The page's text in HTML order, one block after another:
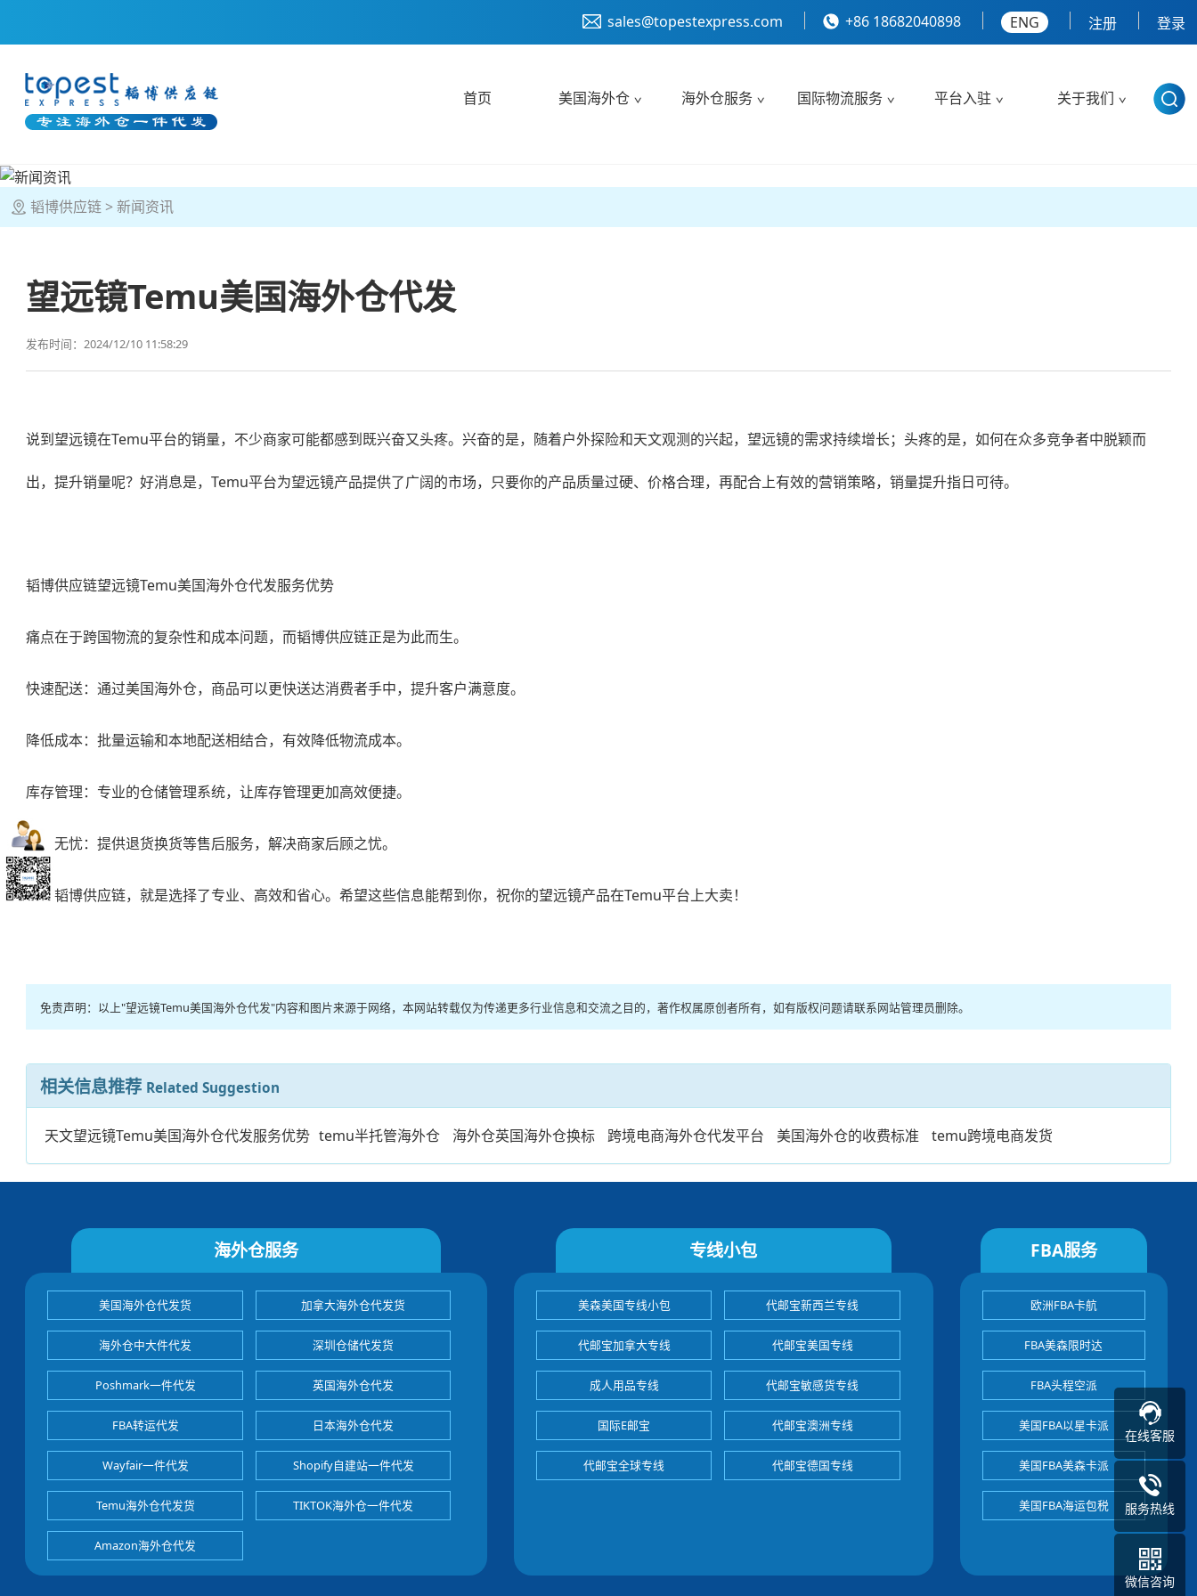
sales@topestexpress.com +86 18682040898 ENG 注册 登录
首页 美国海外仓 海外仓服务 国际物流服务 平台入驻 关于我们
韬博供应链 新闻资讯
望远镜Temu美国海外仓代发
发布时间：2024/12/10 11:58:29
说到望远镜在Temu平台的销量，不少商家可能都感到既兴奋又头疼。兴奋的是，随着户外探险和天文观测的兴起，望远镜的需求持续增长；头疼的是，如何在众多竞争者中脱颖而
出，提升销量呢？好消息是，Temu平台为望远镜产品提供了广阔的市场，只要你的产品质量过硬、价格合理，再配合上有效的营销策略，销量提升指日可待。
韬博供应链望远镜Temu美国海外仓代发服务优势
痛点在于跨国物流的复杂性和成本问题，而韬博供应链正是为此而生。
快速配送：通过美国海外仓，商品可以更快送达消费者手中，提升客户满意度。
降低成本：批量运输和本地配送相结合，有效降低物流成本。
库存管理：专业的仓储管理系统，让库存管理更加高效便捷。
售后无忧：提供退货换货等售后服务，解决商家后顾之忧。
选择韬博供应链，就是选择了专业、高效和省心。希望这些信息能帮到你，祝你的望远镜产品在Temu平台上大卖！
免责声明：以上"望远镜Temu美国海外仓代发"内容和图片来源于网络，本网站转载仅为传递更多行业信息和交流之目的，著作权属原创者所有，如有版权问题请联系网站管理员删除。
相关信息推荐 Related Suggestion
天文望远镜Temu美国海外仓代发服务优势 temu半托管海外仓 海外仓英国海外仓换标 跨境电商海外仓代发平台 美国海外仓的收费标准 temu跨境电商发货
海外仓服务
美国海外仓代发货 加拿大海外仓代发货
海外仓中大件代发 深圳仓储代发货
Poshmark一件代发 英国海外仓代发
FBA转运代发 日本海外仓代发
Wayfair一件代发 Shopify自建站一件代发
Temu海外仓代发货 TIKTOK海外仓一件代发
Amazon海外仓代发
专线小包
美森美国专线小包 代邮宝新西兰专线
代邮宝加拿大专线 代邮宝美国专线
成人用品专线 代邮宝敏感货专线
国际E邮宝 代邮宝澳洲专线
代邮宝全球专线 代邮宝德国专线
FBA服务
欧洲FBA卡航
FBA美森限时达
FBA头程空派
美国FBA以星卡派
美国FBA美森卡派
美国FBA海运包税
在线客服
服务热线
微信咨询